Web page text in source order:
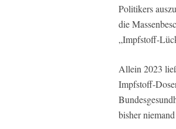
Politikers
die
„Impfstoff-
Allein 2023
Impfstoff-
bisher